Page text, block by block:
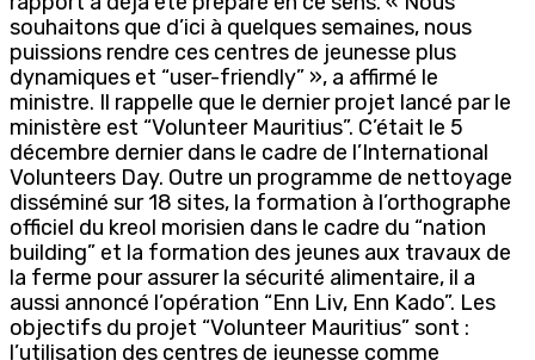
souhaitons que d’ici à quelques semaines, nous
puissions rendre ces centres de jeunesse plus
dynamiques et “user-friendly” », a affirmé le
ministre. Il rappelle que le dernier projet lancé par le
ministère est “Volunteer Mauritius”. C’était le 5
décembre dernier dans le cadre de l’International
Volunteers Day. Outre un programme de nettoyage
disséminé sur 18 sites, la formation à l’orthographe
officiel du kreol morisien dans le cadre du “nation
building” et la formation des jeunes aux travaux de
la ferme pour assurer la sécurité alimentaire, il a
aussi annoncé l’opération “Enn Liv, Enn Kado”. Les
objectifs du projet “Volunteer Mauritius” sont :
l’utilisation des centres de jeunesse comme